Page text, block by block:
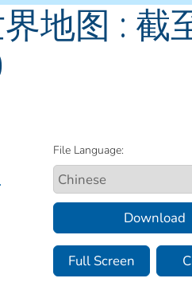
地图 : 截
File Language:
Download
Full Screen